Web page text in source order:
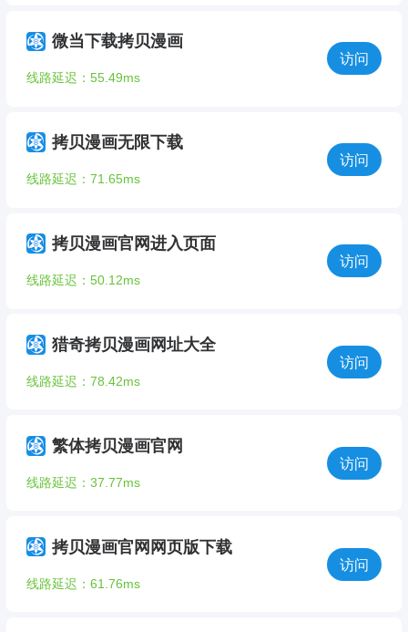
微当下载拷贝漫画
线路延迟：55.49ms
访问
拷贝漫画无限下载
线路延迟：71.65ms
访问
拷贝漫画官网进入页面
线路延迟：50.12ms
访问
猎奇拷贝漫画网址大全
线路延迟：78.42ms
访问
繁体拷贝漫画官网
线路延迟：37.77ms
访问
拷贝漫画官网网页版下载
线路延迟：61.76ms
访问